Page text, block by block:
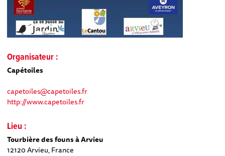
Organisateur :
Capétoiles
capetoiles@capetoiles.fr
http://www.capetoiles.fr
Lieu :
Tourbière des founs à Arvieu
12120 Arvieu, France